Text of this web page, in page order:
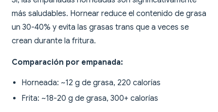
más saludables. Hornear reduce el contenido de grasa
un 30-40% y evita las grasas trans que a veces se
crean durante la fritura.
Comparación por empanada:
Horneada: ~12 g de grasa, 220 calorías
Frita: ~18-20 g de grasa, 300+ calorías